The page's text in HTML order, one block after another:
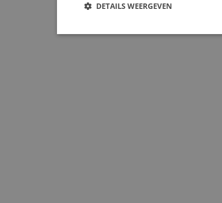
DETAILS WEERGEVEN